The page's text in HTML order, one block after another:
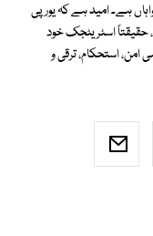
ہے۔ امید ہے کہ یورپی
حقیقتاً اسٹریٹجک خود
استحکام، ترقی و